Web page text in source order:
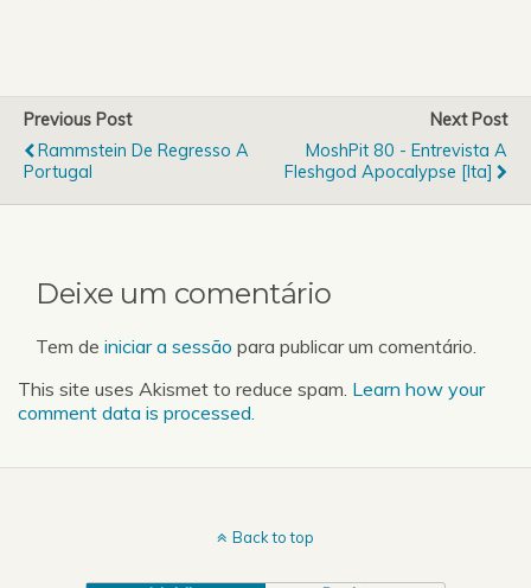
Mundo no dia 27 de Maio
de 2010!Dias depois do
concerto que levou o
Pavilhão Atlântico ao
rubro e…
Previous Post
Rammstein De Regresso A
Portugal
Next Post
MoshPit 80 - Entrevista A
Fleshgod Apocalypse [ita]
Deixe um comentário
Tem de iniciar a sessão para publicar um comentário.
This site uses Akismet to reduce spam. Learn how your
comment data is processed.
Back to top